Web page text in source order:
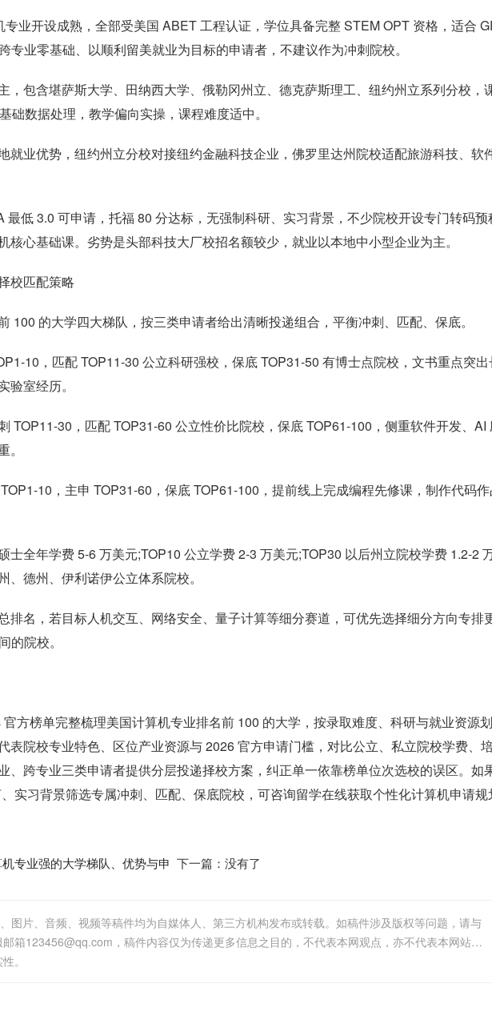
业开设成熟，全部受美国 ABET 工程认证，学位具备完整 STEM OPT 资格，适合
专业零基础、以顺利留美就业为目标的申请者，不建议作为冲刺院校。
，包含堪萨斯大学、田纳西大学、俄勒冈州立、德克萨斯理工、纽约州立系列分校，
础数据处理，教学偏向实操，课程难度适中。
就业优势，纽约州立分校对接纽约金融科技企业，佛罗里达州院校适配旅游科技、软
最低 3.0 可申请，托福 80 分达标，无强制科研、实习背景，不少院校开设专门转码预
核心基础课。劣势是头部科技大厂校招名额较少，就业以本地中小型企业为主。
校匹配策略
100 的大学四大梯队，按三类申请者给出清晰投递组合，平衡冲刺、匹配、保底。
10，匹配 TOP11-30 公立科研强校，保底 TOP31-50 有博士点院校，文书重点突出
室经历。
TOP11-30，匹配 TOP31-60 公立性价比院校，保底 TOP61-100，侧重软件开发、AI
10，主申 TOP31-60，保底 TOP61-100，提前线上完成编程先修课，制作代码
士全年学费 5-6 万美元;TOP10 公立学费 2-3 万美元;TOP30 以后州立院校学费 1.2-2
、德州、伊利诺伊公立体系院校。
排名，若目标人机交互、网络安全、量子计算等细分赛道，可优先选择细分方向专排
的院校。
方榜单完整梳理美国计算机专业排名前 100 的大学，按录取难度、科研与就业资源
表院校专业特色、区位产业资源与 2026 官方申请门槛，对比公立、私立院校学费、
、跨专业三类申请者提供分层投递择校方案，纠正单一依靠榜单位次选校的误区。如
实习背景筛选专属冲刺、匹配、保底院校，可咨询留学在线获取个性化计算机申请规
专业强的大学梯队、优势与申 下一篇：没有了
图片、音频、视频等稿件均为自媒体人、第三方机构发布或转载。如稿件涉及版权等问题，请与
我们联系删除或处理，客服邮箱123456@qq.com，稿件内容仅为传递更多信息之目的，不代表本网观点，亦不代表本网站赞同
。